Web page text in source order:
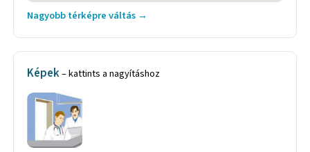
Nagyobb térképre váltás →
Képek– kattints a nagyításhoz